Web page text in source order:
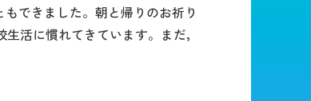
できました。朝と帰りのお祈り
活に慣れてきています。まだ，